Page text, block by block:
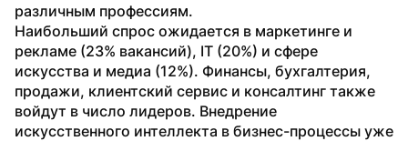
различным профессиям.
Наибольший спрос ожидается в маркетинге и
рекламе (23% вакансий), IT (20%) и сфере
искусства и медиа (12%). Финансы, бухгалтерия,
продажи, клиентский сервис и консалтинг также
войдут в число лидеров. Внедрение
искусственного интеллекта в бизнес-процессы уже